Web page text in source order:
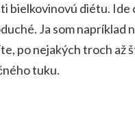
bielkovinovú diétu. Ide
Ja som
po nejakých troch
tuku.